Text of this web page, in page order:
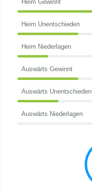
Heim Gewinnt
Heim Unentschieden
Heim Niederlagen
Auswärts Gewinnt
Auswärts Unentschieden
Auswärts Niederlagen